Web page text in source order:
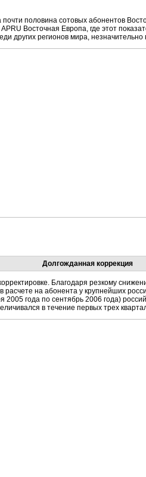
почти половина сотовых абонентов
Восточная Европа, где этот
других регионов мира,
Долгожданная коррекция
Благодаря резкому
на абонента у крупнейших
2005 года по сентябрь 2006 года)
в течение первых трех